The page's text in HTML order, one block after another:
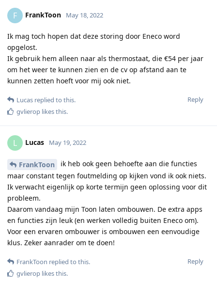
F FrankToon May 18, 2022
Ik mag toch hopen dat deze storing door Eneco word
opgelost.
Ik gebruik hem alleen naar als thermostaat, die €54 per jaar
om het weer te kunnen zien en de cv op afstand aan te
kunnen zetten hoeft voor mij ook niet.
Reply
Lucas replied to this.
gvlierop likes this.
L Lucas May 19, 2022
FrankToon
ik heb ook geen behoefte aan die functies
maar constant tegen foutmelding op kijken vond ik ook niets.
Ik verwacht eigenlijk op korte termijn geen oplossing voor dit
probleem.
Daarom vandaag mijn Toon laten ombouwen. De extra apps
en functies zijn leuk (en werken volledig buiten Eneco om).
Voor een ervaren ombouwer is ombouwen een eenvoudige
klus. Zeker aanrader om te doen!
Reply
FrankToon replied to this.
gvlierop likes this.